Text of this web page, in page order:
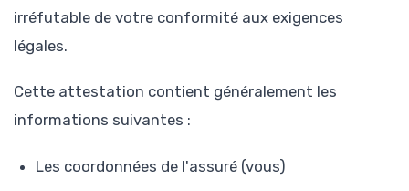
irréfutable de votre conformité aux exigences
légales.
Cette attestation contient généralement les
informations suivantes :
Les coordonnées de l'assuré (vous)